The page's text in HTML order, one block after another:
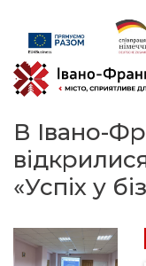
В Івано-
«Успіх у